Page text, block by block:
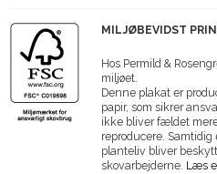
MILJØBEVIDST
Hos Permild &
miljøet.
Denne plakat er
papir, som sikrer
ikke bliver fældet
reproducere. Samtidig
planteliv bliver
skovarbejderne. Læs